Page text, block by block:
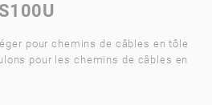
pour chemins de câbles en tôle
pour les chemins de câbles en